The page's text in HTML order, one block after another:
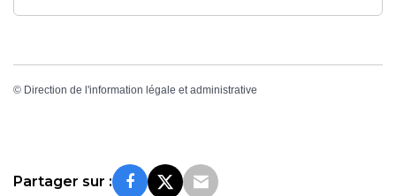
© Direction de l'information légale et administrative
Partager sur :